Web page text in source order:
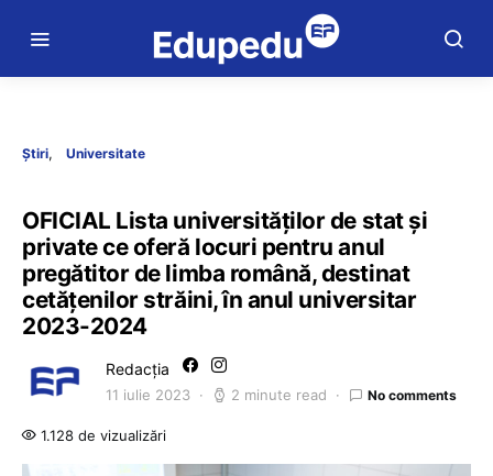
Știri Universitate
OFICIAL Lista universităților de stat și
private ce oferă locuri pentru anul
pregătitor de limba română, destinat
cetățenilor străini, în anul universitar
2023-2024
Redacția
11 iulie 2023 2 minute read No comments
1.128 de vizualizări